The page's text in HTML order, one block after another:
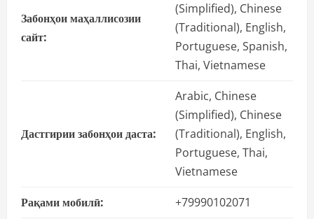
Забонҳои маҳаллисозии
сайт:
(Simplified), Chinese
(Traditional), English,
Portuguese, Spanish,
Thai, Vietnamese
Дастгирии забонҳои даста:
Arabic, Chinese
(Simplified), Chinese
(Traditional), English,
Portuguese, Thai,
Vietnamese
Рақами мобилӣ:
+79990102071